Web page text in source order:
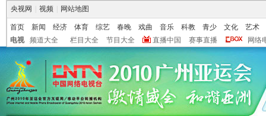
央视网 视频 网站地图
首页 新闻 经济 体育 综艺 春晚 戏曲 音乐 科教 青少 文化
艺术
电视
频道大全 栏目大全 节目大全 直播中国 赛事直播 网络